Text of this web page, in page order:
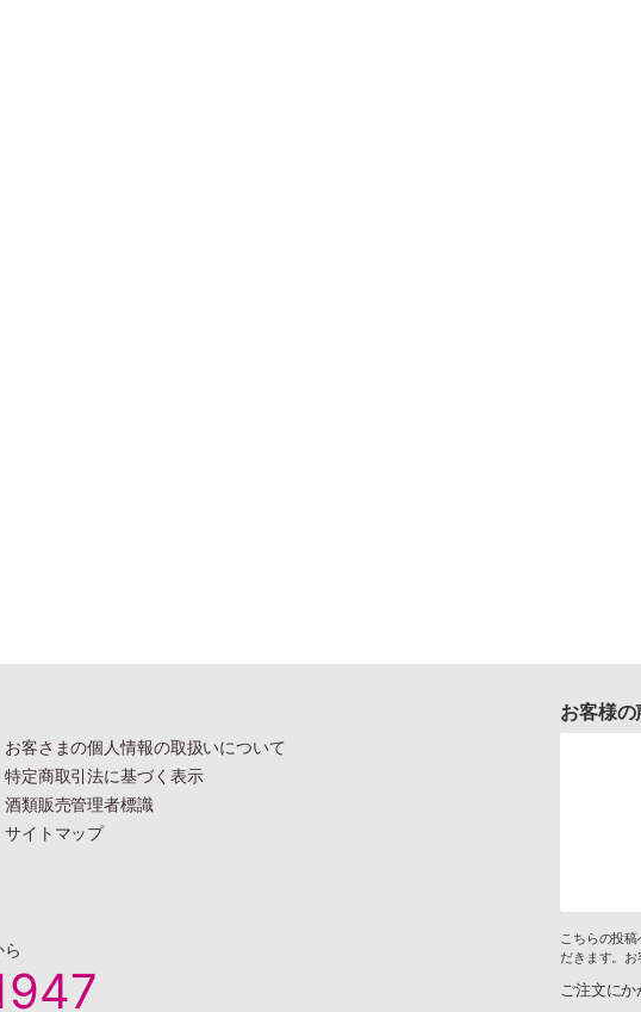
お客さまの個人情報の取扱いについて
特定商取引法に基づく表示
酒類販売管理者標識
サイトマップ
ら
お客様
こちらの投
だきます。
ご注文に